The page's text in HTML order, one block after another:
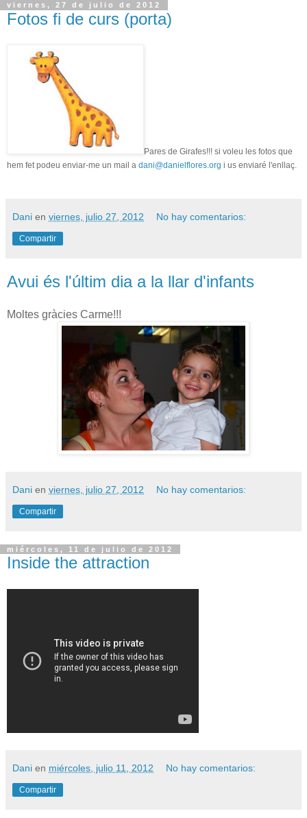
viernes, 27 de julio de 2012
Fotos fi de curs (porta)
Pares de Girafes!!! si voleu les fotos que
hem fet podeu enviar-me un mail a dani@danielflores.org i us enviaré l'enllaç.
Dani en viernes, julio 27, 2012 No hay comentarios:
Compartir
Avui és l'últim dia a la llar d'infants
Moltes gràcies Carme!!!
Dani en viernes, julio 27, 2012 No hay comentarios:
Compartir
miércoles, 11 de julio de 2012
Inside the attraction
Dani en miércoles, julio 11, 2012 No hay comentarios:
Compartir